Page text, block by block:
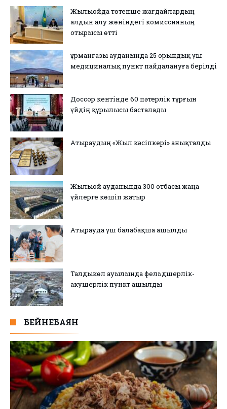
Жылыойда төтенше жағдайлардың
алдын алу жөніндегі комиссияның
отырысы өтті
Құрманғазы ауданында 25 орындық үш
медициналық пункт пайдалануға берілді
Доссор кентінде 60 пәтерлік тұрғын
үйдің құрылысы басталады
Атыраудың «Жыл кәсіпкері» анықталды
Жылыой ауданында 300 отбасы жаңа
үйлерге көшіп жатыр
Атырауда үш балабақша ашылды
Талдыкөл ауылында фельдшерлік-
акушерлік пункт ашылды
БЕЙНЕБАЯН